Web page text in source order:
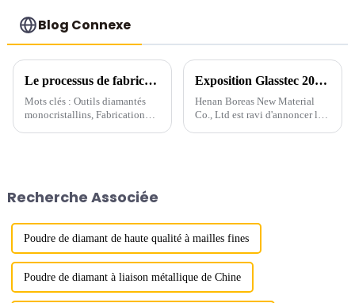
Blog Connexe
Le processus de fabrication et la technologie de meulage de précision des outils en diamant monocristallin
Mots clés : Outils diamantés
monocristallins, Fabrication
fin diamanté, Matériaux extra-
Exposition Glasstec 2024 à Düsseldorf-1
Henan Boreas New Material
Co., Ltd est ravi d'annoncer la
Recherche Associée
Poudre de diamant de haute qualité à mailles fines
Poudre de diamant à liaison métallique de Chine